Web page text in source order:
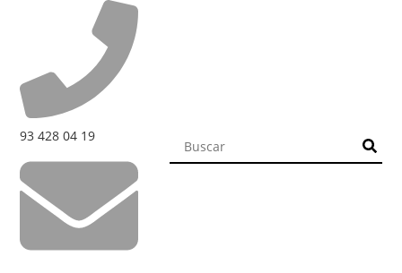
93 428 04 19